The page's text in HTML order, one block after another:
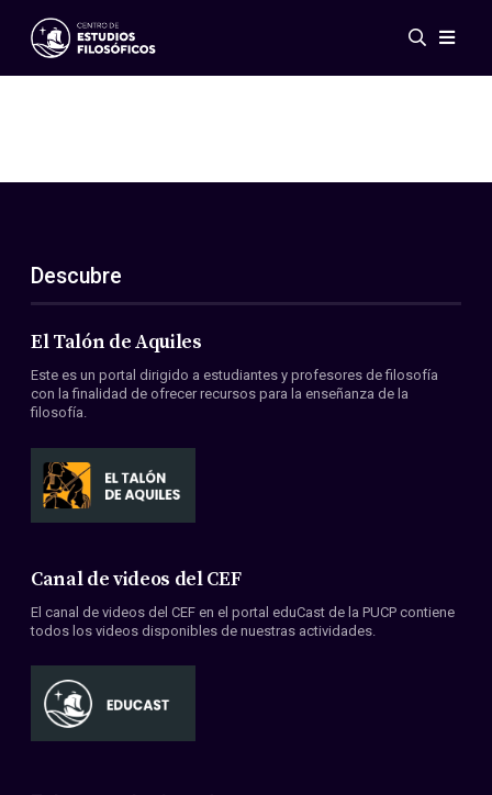
Eventos
ES
EN
Acerca de nosotros
Miembros
Convenios
Descubre
El Talón de Aquiles
Este es un portal dirigido a estudiantes y profesores de filosofía
con la finalidad de ofrecer recursos para la enseñanza de la
filosofía.
Canal de videos del CEF
El canal de videos del CEF en el portal eduCast de la PUCP contiene
todos los videos disponibles de nuestras actividades.